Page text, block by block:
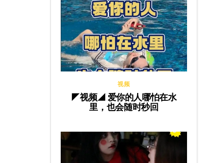
视频
◤视频◢ 爱你的人哪怕在水
里，也会随时秒回